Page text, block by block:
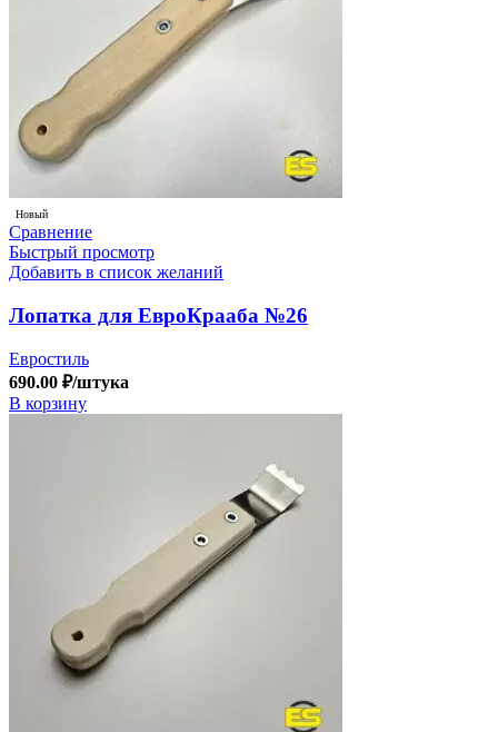
Новый
Сравнение
Быстрый просмотр
Добавить в список желаний
Лопатка для ЕвроКрааба №26
Евростиль
690.00 ₽/штука
В корзину